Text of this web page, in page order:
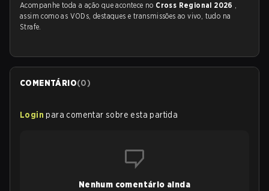
Acompanhe toda a ação que acontece no Cross Regional 2026 ,
assim como as VODs, destaques e transmissões ao vivo, tudo na
Strafe.
COMENTÁRIO(0)
Login para comentar sobre esta partida
Nenhum comentário ainda